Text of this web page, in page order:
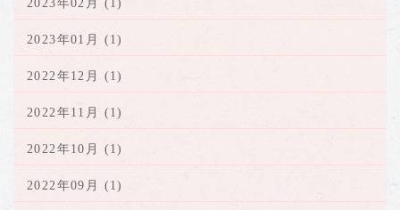
2023年02月 (1)
2023年01月 (1)
2022年12月 (1)
2022年11月 (1)
2022年10月 (1)
2022年09月 (1)